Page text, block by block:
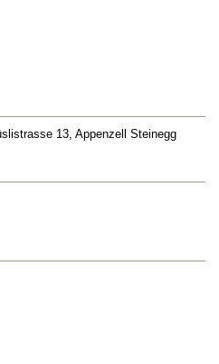
13, Appenzell Steinegg